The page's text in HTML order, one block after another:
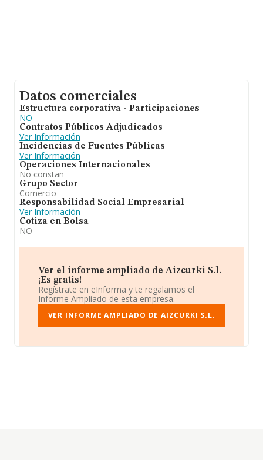
Datos comerciales
Estructura corporativa - Participaciones
NO
Contratos Públicos Adjudicados
Ver Información
Incidencias de Fuentes Públicas
Ver Información
Operaciones Internacionales
No constan
Grupo Sector
Comercio
Responsabilidad Social Empresarial
Ver Información
Cotiza en Bolsa
NO
Ver el informe ampliado de Aizcurki S.l.
¡Es gratis!
Regístrate en eInforma y te regalamos el
Informe Ampliado de esta empresa.
VER INFORME AMPLIADO DE AIZCURKI S.L.